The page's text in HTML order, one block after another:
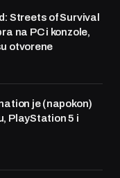
Streets of Survival
na PC i konzole,
otvorene
je (napokon)
PlayStation 5 i